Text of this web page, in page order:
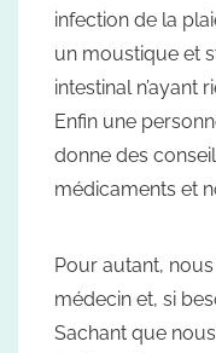
infection de la
un moustique et
intestinal n’ayant
Enfin une
donne des
médicaments et
Pour autant,
médecin et, si
Sachant que